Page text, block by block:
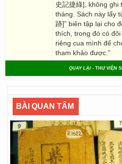
史記捷綠], không ghi
tháng. Sách này lấy
跡]” biên tập lại cho
thích, trong đó có
riêng cua mình để
tham khảo được.”
QUAY LẠI - THƯ VIỆN
BÀI QUAN TÂM